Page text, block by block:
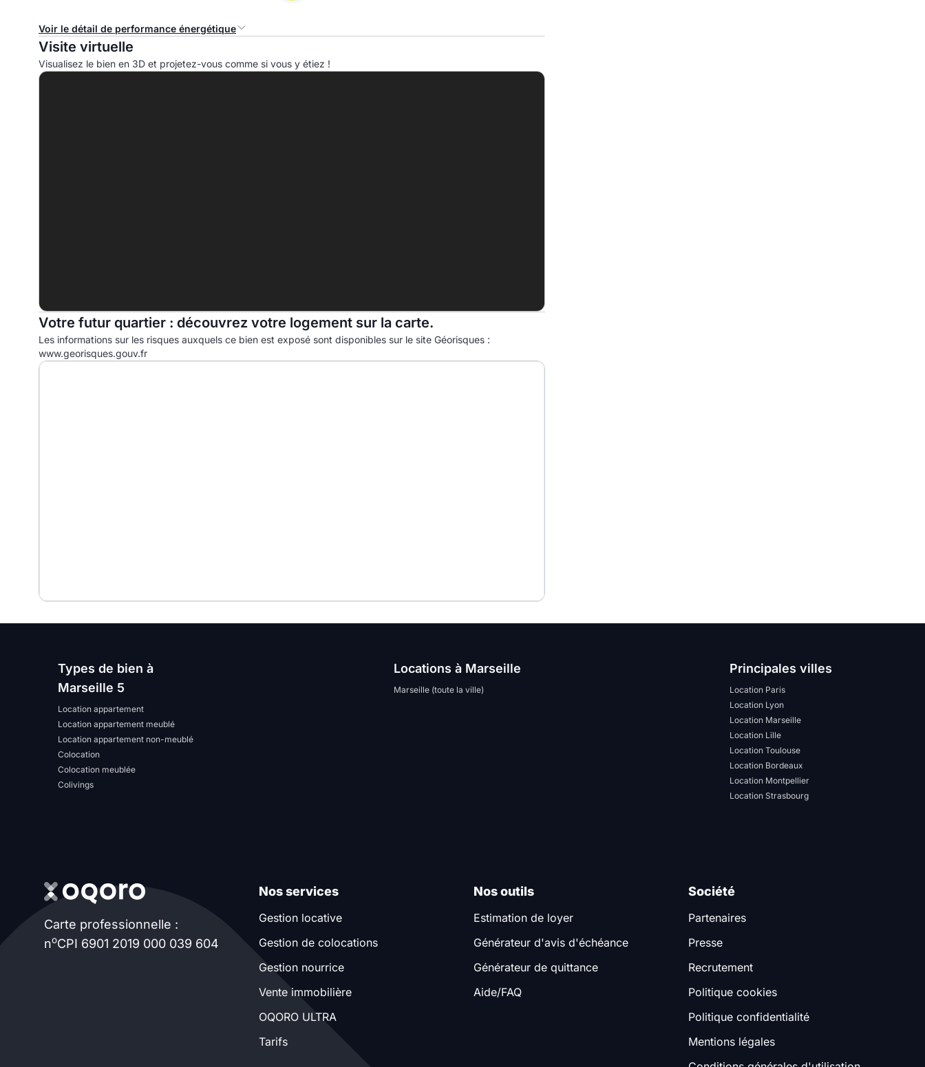
Voir le détail de performance énergétique
Consommation d'énergie primaire (CEP) Indice d'émission de gaz à effet de serre (EGES)
Visite virtuelle
Visualisez le bien en 3D et projetez-vous comme si vous y étiez !
Votre futur quartier : découvrez votre logement sur la carte.
Les informations sur les risques auxquels ce bien est exposé sont disponibles sur le site Géorisques :
www.georisques.gouv.fr
Types de bien à
Marseille 5
Location appartement
Location appartement meublé
Location appartement non-meublé
Colocation
Colocation meublée
Colivings
Locations à Marseille
Marseille (toute la ville)
Principales villes
Location Paris
Location Lyon
Location Marseille
Location Lille
Location Toulouse
Location Bordeaux
Location Montpellier
Location Strasbourg
Carte professionnelle :
noCPI 6901 2019 000 039 604
Nos services
Gestion locative
Gestion de colocations
Gestion nourrice
Vente immobilière
OQORO ULTRA
Tarifs
Nos outils
Estimation de loyer
Générateur d'avis d'échéance
Générateur de quittance
Aide/FAQ
Société
Partenaires
Presse
Recrutement
Politique cookies
Politique confidentialité
Mentions légales